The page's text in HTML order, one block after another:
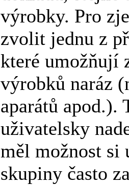
výrobky. Pro
zvolit jednu z
které umožňují
výrobků naráz
aparátů apod.).
uživatelsky
měl možnost si
skupiny často